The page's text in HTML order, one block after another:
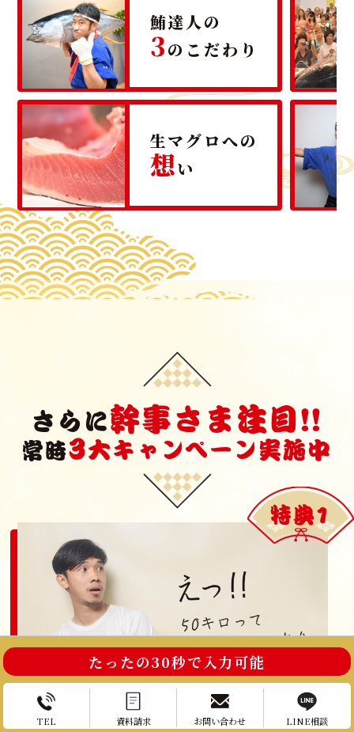
たったの30秒で入力可能
TEL 資料請求 お問い合わせ LINE相談
鮪達人の
3のこだわり
生マグロへの
想い
さらに幹事さま注目!!
常時3大キャンペーン実施中
特典1